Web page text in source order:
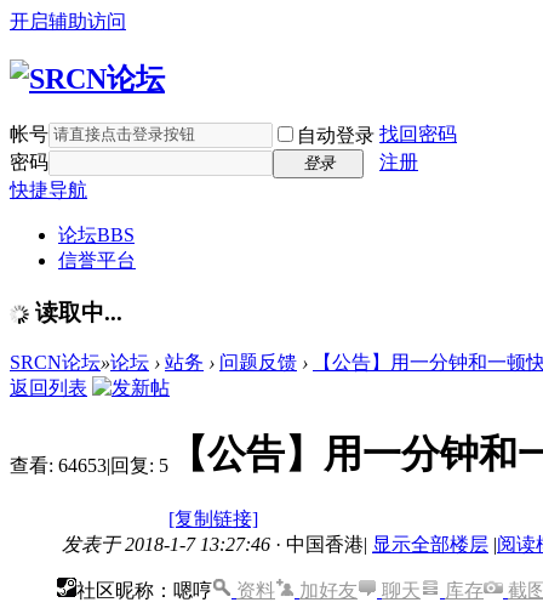
开启辅助访问
帐号 自动登录 找回密码
密码
登录
注册
快捷导航
论坛BBS
信誉平台
读取中...
SRCN论坛»论坛 › 站务 › 问题反馈 ›
【公告】用一分钟和一顿
返回列表
查看: 64653|回复: 5 【公告】用一分钟
[复制链接]
发表于 2018-1-7 13:27:46 · 中国香港| 显示全部楼层 |阅读
社区昵称：嗯哼 资料 加好友 聊天 库存 截